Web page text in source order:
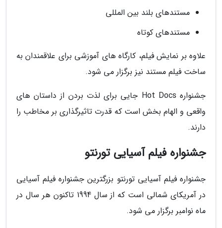
مستندهای بلند بین المللی
مستندهای کوتاه
علاوه بر نمایش فیلم، کارگاه های آموزشی برای علاقمندان به
ساخت فیلم مستند نیز برگزار می شود.
جشنواره Hot Docs جایی برای لذت بردن از داستان های
واقعی و الهام بخش است که قدرت تاثیرگذاری بر مخاطب را
دارند.
جشنواره فیلم آسیایی تورنتو
جشنواره فیلم آسیایی تورنتو بزرگترین جشنواره فیلم آسیایی
در آمریکای شمالی است که از سال 1994 تاکنون هر سال در
ماه نوامبر برگزار می شود.